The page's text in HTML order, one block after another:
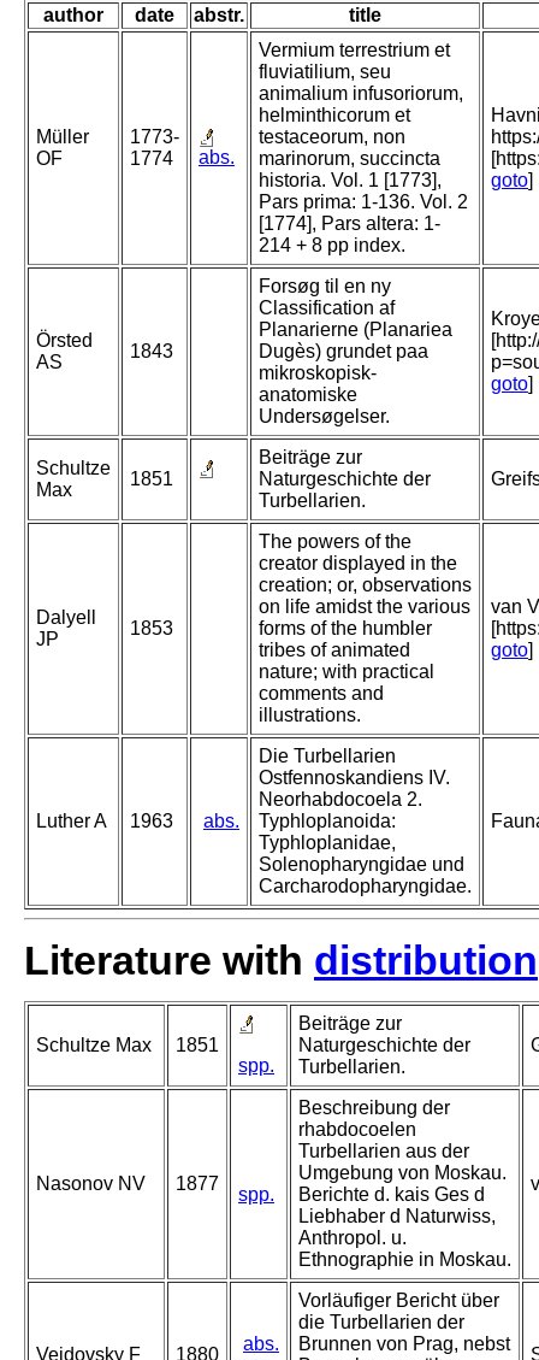
author date abstr. title
Müller
OF
1773-
1774
abs.
Vermium terrestrium et
fluviatilium, seu
animalium infusoriorum,
helminthicorum et
testaceorum, non
marinorum, succincta
historia. Vol. 1 [1773],
Pars prima: 1-136. Vol. 2
[1774], Pars altera: 1-
214 + 8 pp index.
goto]
Örsted
AS
1843
Forsøg til en ny
Classification af
Planarierne (Planariea
Dugès) grundet paa
mikroskopisk-
anatomiske
Undersøgelser.
goto]
Schultze
Max
1851
Beiträge zur
Naturgeschichte der
Turbellarien.
Dalyell
JP
1853
The powers of the
creator displayed in the
creation; or, observations
on life amidst the various
forms of the humbler
tribes of animated
nature; with practical
comments and
illustrations.
van
goto]
Luther A 1963 abs.
Die Turbellarien
Ostfennoskandiens IV.
Neorhabdocoela 2.
Typhloplanoida:
Typhloplanidae,
Solenopharyngidae und
Carcharodopharyngidae.
Literature with distribution
Schultze Max
1851
spp.
Beiträge zur
Naturgeschichte der
Turbellarien.
Nasonov NV 1877
spp.
Beschreibung der
rhabdocoelen
Turbellarien aus der
Umgebung von Moskau.
Berichte d. kais Ges d
Liebhaber d Naturwiss,
Anthropol. u.
Ethnographie in Moskau.
Vejdovsky F 1880
abs.
Vorläufiger Bericht über
die Turbellarien der
Brunnen von Prag, nebst